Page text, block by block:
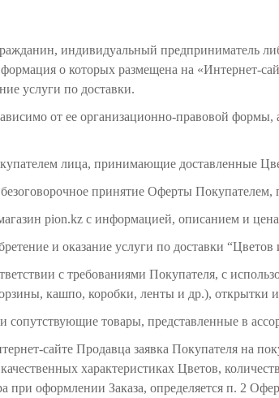
индивидуальный предприниматель
о которых размещена на «Интернет-
услуги по доставки.
от ее организационно-правовой
лица, принимающие доставленные
принятие Оферты Покупателем,
pion.kz с информацией, описанием и
и оказание услуги по доставки “Цветов
с требованиями Покупателя, с
кашпо, коробки, ленты и др.), открытки
товары, представленные в
сайте Продавца заявка Покупателя на
характеристиках Цветов,
при оформлении Заказа, определяется п. 2